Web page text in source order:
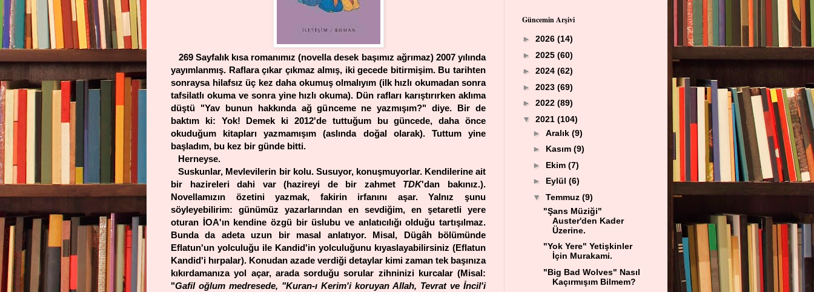
269 Sayfalık kısa romanımız (novella desek başımız ağrımaz) 2007 yılında
yayımlanmış. Raflara çıkar çıkmaz almış, iki gecede bitirmişim. Bu tarihten
sonraysa hilafsız üç kez daha okumuş olmalıyım (ilk hızlı okumadan sonra
tafsilatlı okuma ve sonra yine hızlı okuma). Dün rafları karıştırırken aklıma
düştü "Yav bunun hakkında ağ günceme ne yazmışım?" diye. Bir de
baktım ki: Yok! Demek ki 2012'de tuttuğum bu güncede, daha önce
okuduğum kitapları yazmamışım (aslında doğal olarak). Tuttum yine
başladım, bu kez bir günde bitti.
Herneyse.
Suskunlar, Mevlevilerin bir kolu. Susuyor, konuşmuyorlar. Kendilerine ait
bir hazireleri dahi var (hazireyi de bir zahmet TDK'dan bakınız.).
Novellamızın özetini yazmak, fakirin irfanını aşar. Yalnız şunu
söyleyebilirim: günümüz yazarlarından en sevdiğim, en şetaretli yere
oturan İOA'ın kendine özgü bir üslubu ve anlatıcılığı olduğu tartışılmaz.
Bunda da adeta uzun bir masal anlatıyor. Misal, Dügâh bölümünde
Eflatun'un yolculuğu ile Kandid'in yolculuğunu kıyaslayabilirsiniz (Eflatun
Kandid'i hırpalar). Konudan azade verdiği detaylar kimi zaman tek başınıza
kıkırdamanıza yol açar, arada sorduğu sorular zihninizi kurcalar (Misal:
"Gafil oğlum medresede, "Kuran-ı Kerim'i koruyan Allah, Tevrat ve İncil'i
Güncemin Arşivi
► 2026 (14)
► 2025 (60)
► 2024 (62)
► 2023 (69)
► 2022 (89)
▼ 2021 (104)
► Aralık (9)
► Kasım (9)
► Ekim (7)
► Eylül (6)
▼ Temmuz (9)
"Şans Müziği"
Auster'den Kader
Üzerine.
"Yok Yere" Yetişkinler
İçin Murakami.
"Big Bad Wolves" Nasıl
Kaçırmışım Bilmem?